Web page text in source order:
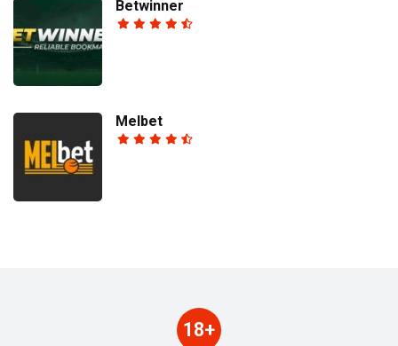
Betwinner
Melbet
18+